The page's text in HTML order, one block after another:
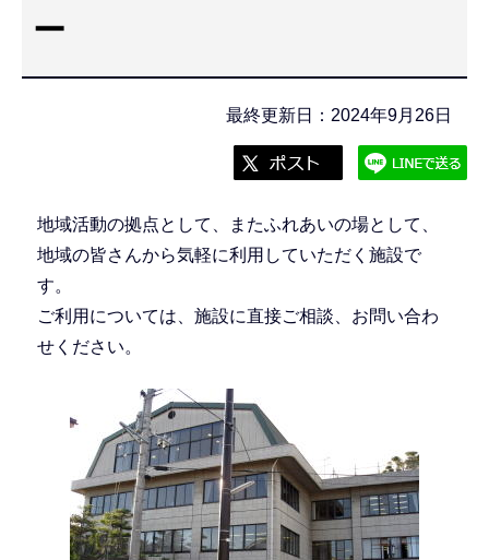
ー
最終更新日：2024年9月26日
地域活動の拠点として、またふれあいの場として、
地域の皆さんから気軽に利用していただく施設で
す。
ご利用については、施設に直接ご相談、お問い合わ
せください。